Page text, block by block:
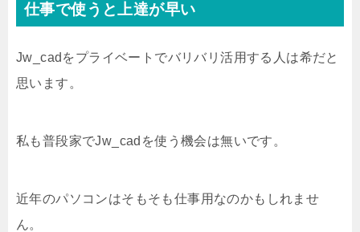
仕事で使うと上達が早い
Jw_cadをプライベートでバリバリ活用する人は希だと
思います。
私も普段家でJw_cadを使う機会は無いです。
近年のパソコンはそもそも仕事用なのかもしれませ
ん。